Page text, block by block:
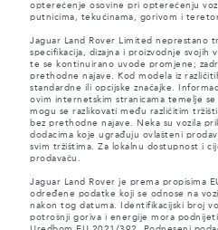
opterećenje osovine pri opterećenju
putnicima, tekućinama, gorivom i
Jaguar Land Rover Limited neprestano
specifikacija, dizajna i proizvodnje svojih
te se kontinuirano uvode promjene;
prethodne najave. Kod modela iz
standardne ili opcijske značajke.
ovim internetskim stranicama temelje se
mogu se razlikovati među različitim
bez prethodne najave. Neka su vozila
dodacima koje ugrađuju ovlašteni
svim tržištima. Za lokalnu dostupnost i
prodavaču.
Jaguar Land Rover je prema propisima
određene podatke koji se odnose na
nakon tog datuma. Identifikacijski broj
potrošnji goriva i energije mora podnijeti